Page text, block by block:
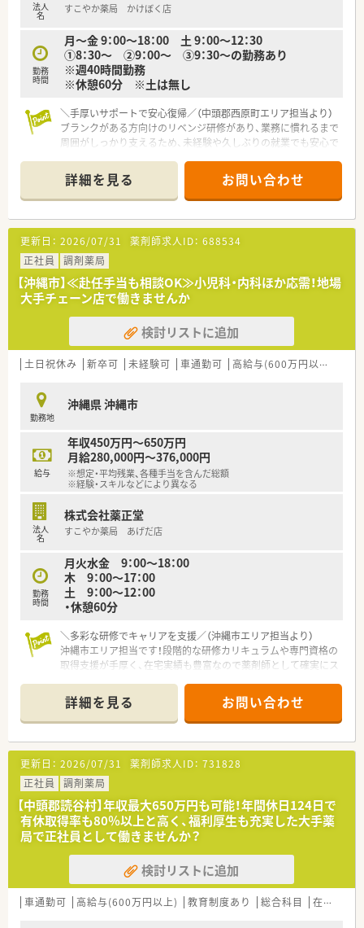
法人
名 すこやか薬局 かけぼく店
勤務
時間
月～金 9：00～18：00 土 9：00～12：30
①8：30～ ②9：00～ ③9：30～の勤務あり
※週40時間勤務
※休憩60分 ※土は無し
＼手厚いサポートで安心復帰／（中頭郡西原町エリア担当より）
ブランクがある方向けのリベンジ研修があり、業務に慣れるまで
周囲がしっかり支えるため、未経験や久しぶりの就業でも安心で
【店舗情報と応需状況について】
■近隣にあるハートライフクリニックより内科や小児科、糖尿病
内科をメインに1日100枚前後の処方箋を応需しています。
■薬剤師は3～4名体制で運営されており、医療事務スタッフは6
名と手厚く配置されているため、調剤補助体制も非常に充実して
います。
■現在は居宅在宅業務を3件実施しており、外来業務と並行して
地域に密着した薬学的管理の実績を積むことが可能な環境で
す。
【募集背景と求める人物像について】
■欠員補充に伴う急募案件であり、即戦力として期待される実務
経験3年以上の薬剤師の方を優先的に採用したいと考えていま
様と円滑なコミュニケーションが取れる誠実な方を求めており
あり、専門知識の向上に前向きに取り組める50代までの方を募
集します。
【法人特徴について】
り、強力なネットワークによる店舗間のヘルプ体制が大変良好で
す。
■在宅医療において沖縄県内でNo.1の実績を誇り、最先端のDX
います。 ■地域連携薬局の取得や専門医療機関連携薬局の展開
など、業界の先駆けとなる取り組みを沖縄でいち早く実践してい
る企業です。
■これまでのご経験やスキルを最大限に考慮し、年収450万円か
ら550万円の範囲で納得感のある給与条件を提示させていただ
きます。
■産休・育休の取得率および復帰率が100％を継続しており、ラ
イフステージが変化しても長く働き続けられる制度が万全で
手当が相談可能であり、新天地でのスタートを強力に支援いたし
ます。
詳細を見る お問い合わせ
更新日： 2026/07/31 薬剤師求人ID： 688534
正社員
調剤薬局
【沖縄市】≪赴任手当も相談OK≫小児科・内科ほか応需！地場
大手チェーン店で働きませんか
検討リストに追加
土日祝休み 新卒可 未経験可 車通勤可 高給与(600万円以上)
勤務地
沖縄県 沖縄市
給与
年収450万円～650万円
月給280,000円～376,000円
※想定・平均残業、各種手当を含んだ総額
※経験・スキルなどにより異なる
法人
名
株式会社薬正堂
すこやか薬局 あげだ店
勤務
時間
月火水金 9：00～18：00
木 9：00〜17：00
土 9：00～12：00
・休憩60分
＼多彩な研修でキャリアを支援／（沖縄市エリア担当より）
沖縄市エリア担当です！段階的な研修カリキュラムや専門資格の
取得支援が手厚く、在宅実績も豊富なので薬剤師として確実にス
【店舗情報と応需状況について】
■沖縄市に位置しており、マイカーでの通勤が便利な店舗となっ
ています。
■主に内科と小児科を応需しており、1日の処方箋枚数は平均で
約100枚です。
■薬剤師は4名体制で、医療事務スタッフも6名在籍し手厚くサ
ポートします。
【法人特徴について】
■県内に44店舗を展開する沖縄県下最大手のチェーン薬局で、
抜群の安定感です。
■在宅業務の実績は県内No.1であり、地域医療への貢献に力を
入れています。
■ホテルやサロンの運営も手掛けており、薬剤師の枠を超えた事
詳細を見る お問い合わせ
更新日： 2026/07/31 薬剤師求人ID： 731828
正社員
調剤薬局
【中頭郡読谷村】年収最大650万円も可能！年間休日124日で
有休取得率も80％以上と高く、福利厚生も充実した大手薬
局で正社員として働きませんか？
検討リストに追加
車通勤可 高給与(600万円以上) 教育制度あり 総合科目 在宅